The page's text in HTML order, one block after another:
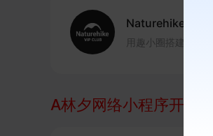
Naturehike 挪客
用趣小圈搭建兴趣
A林夕网络小程序开发宁